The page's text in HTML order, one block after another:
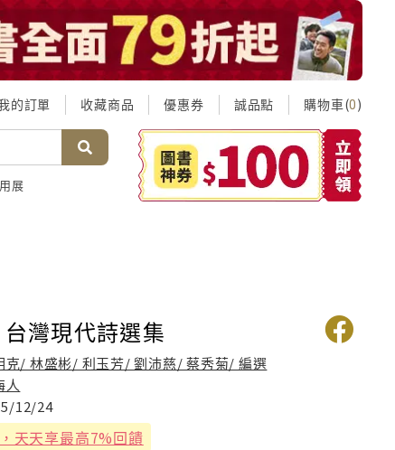
的訂單 收藏商品 優惠券 誠品點 購物車(0)
展
灣現代詩選集
克/ 林盛彬/ 利玉芳/ 劉沛慈/ 蔡秀菊/ 編選
人
12/24
，天天享最高7%回饋